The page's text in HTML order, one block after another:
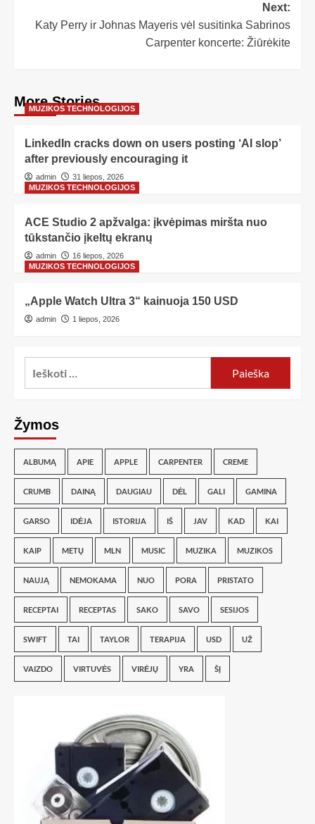
Next:
Katy Perry ir Johnas Mayeris vėl susitinka Sabrinos
Carpenter koncerte: Žiūrėkite
More Stories
MUZIKOS TECHNOLOGIJOS
LinkedIn cracks down on users posting ‘AI slop’
after previously encouraging it
admin
31 liepos, 2026
MUZIKOS TECHNOLOGIJOS
ACE Studio 2 apžvalga: įkvėpimas miršta nuo
tūkstančio įkeltų ekranų
admin
16 liepos, 2026
MUZIKOS TECHNOLOGIJOS
„Apple Watch Ultra 3“ kainuoja 150 USD
admin 1 liepos, 2026
Žymos
ALBUMĄ APIE APPLE CARPENTER CREME
CRUMB DAINĄ DAUGIAU DĖL GALI GAMINA
GARSO IDĖJA ISTORIJA IŠ JAV KAD KAI
KAIP METŲ MLN MUSIC MUZIKA MUZIKOS
NAUJĄ NEMOKAMA NUO PORA PRISTATO
RECEPTAI RECEPTAS SAKO SAVO SESIJOS
SWIFT TAI TAYLOR TERAPIJA USD UŽ
VAIZDO VIRTUVĖS VIRĖJŲ YRA ŠĮ